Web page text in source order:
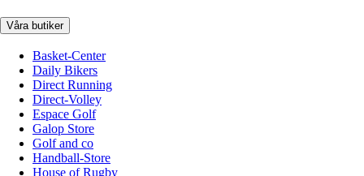
Våra butiker
Basket-Center
Daily Bikers
Direct Running
Direct-Volley
Espace Golf
Galop Store
Golf and co
Handball-Store
House of Rugby